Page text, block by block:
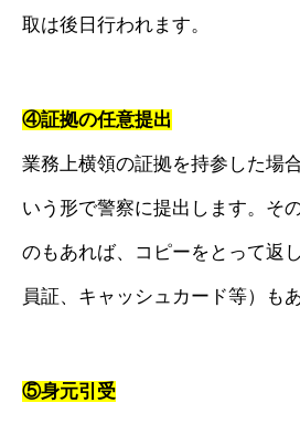
取は後日行われます。
④証拠の任意提出
業務上横領の証拠を持参した場
いう形で警察に提出します。そ
のもあれば、コピーをとって返
員証、キャッシュカード等）も
⑤身元引受